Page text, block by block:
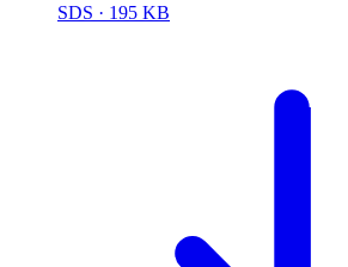
SDS · 195 KB